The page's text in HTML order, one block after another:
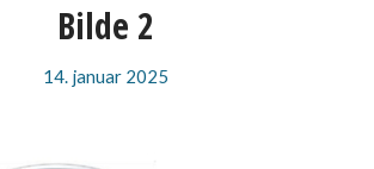
Bilde 2
14. januar 2025